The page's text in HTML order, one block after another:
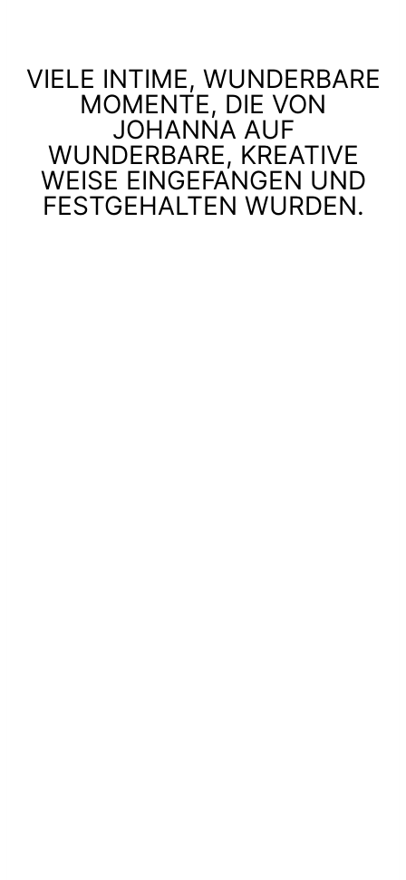
VIELE INTIME, WUNDERBARE
MOMENTE, DIE VON
JOHANNA AUF
WUNDERBARE, KREATIVE
WEISE EINGEFANGEN UND
FESTGEHALTEN WURDEN.